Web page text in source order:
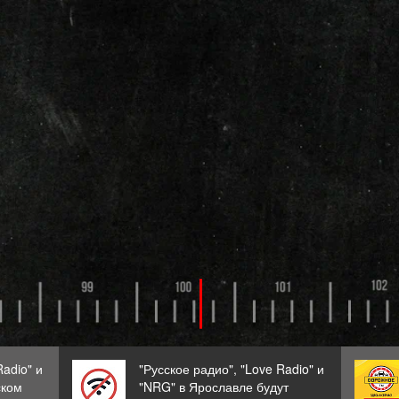
и
"Русское радио", "Love Radio" и
"NRG" в Ярославле будут